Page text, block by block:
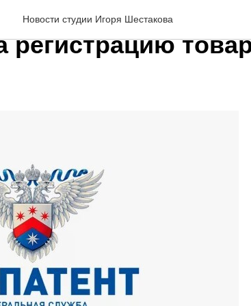
Новости студии Игоря Шестаковаповышение
регистрацию